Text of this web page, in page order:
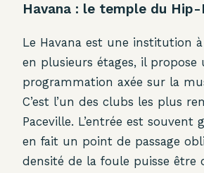
Havana : le temple du Hip-
Le Havana est une institution à
en plusieurs étages, il propose
programmation axée sur la
C’est l’un des clubs les plus
Paceville. L’entrée est souvent
en fait un point de passage
densité de la foule puisse être